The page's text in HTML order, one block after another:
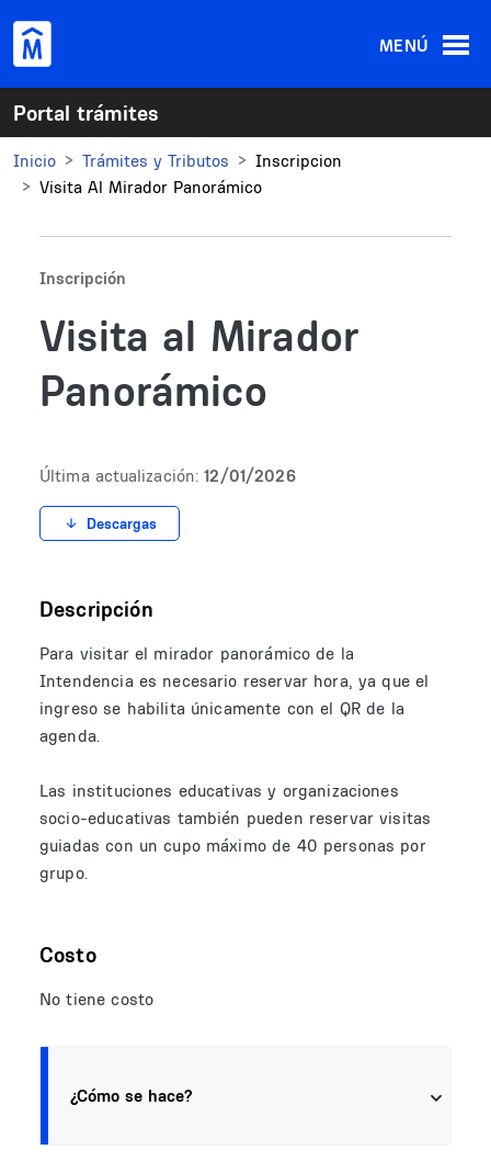
MENÚ
Portal trámites
Inicio Trámites y Tributos
Inscripcion
Visita Al Mirador Panorámico
Inscripción
Visita al Mirador
Panorámico
Última actualización: 12/01/2026
Descargas
Descripción
Para visitar el mirador panorámico de la
Intendencia es necesario reservar hora, ya que el
ingreso se habilita únicamente con el QR de la
agenda.
Las instituciones educativas y organizaciones
socio-educativas también pueden reservar visitas
guiadas con un cupo máximo de 40 personas por
grupo.
Costo
No tiene costo
¿Cómo se hace?